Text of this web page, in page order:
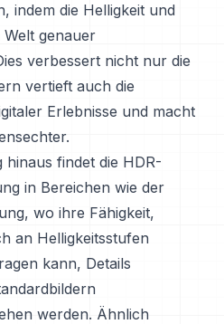
indem die Helligkeit und
genauer
verbessert nicht nur die
vertieft auch die
Erlebnisse und macht
findet die HDR-
in Bereichen wie der
wo ihre Fähigkeit,
an Helligkeitsstufen
kann, Details
werden. Ähnlich